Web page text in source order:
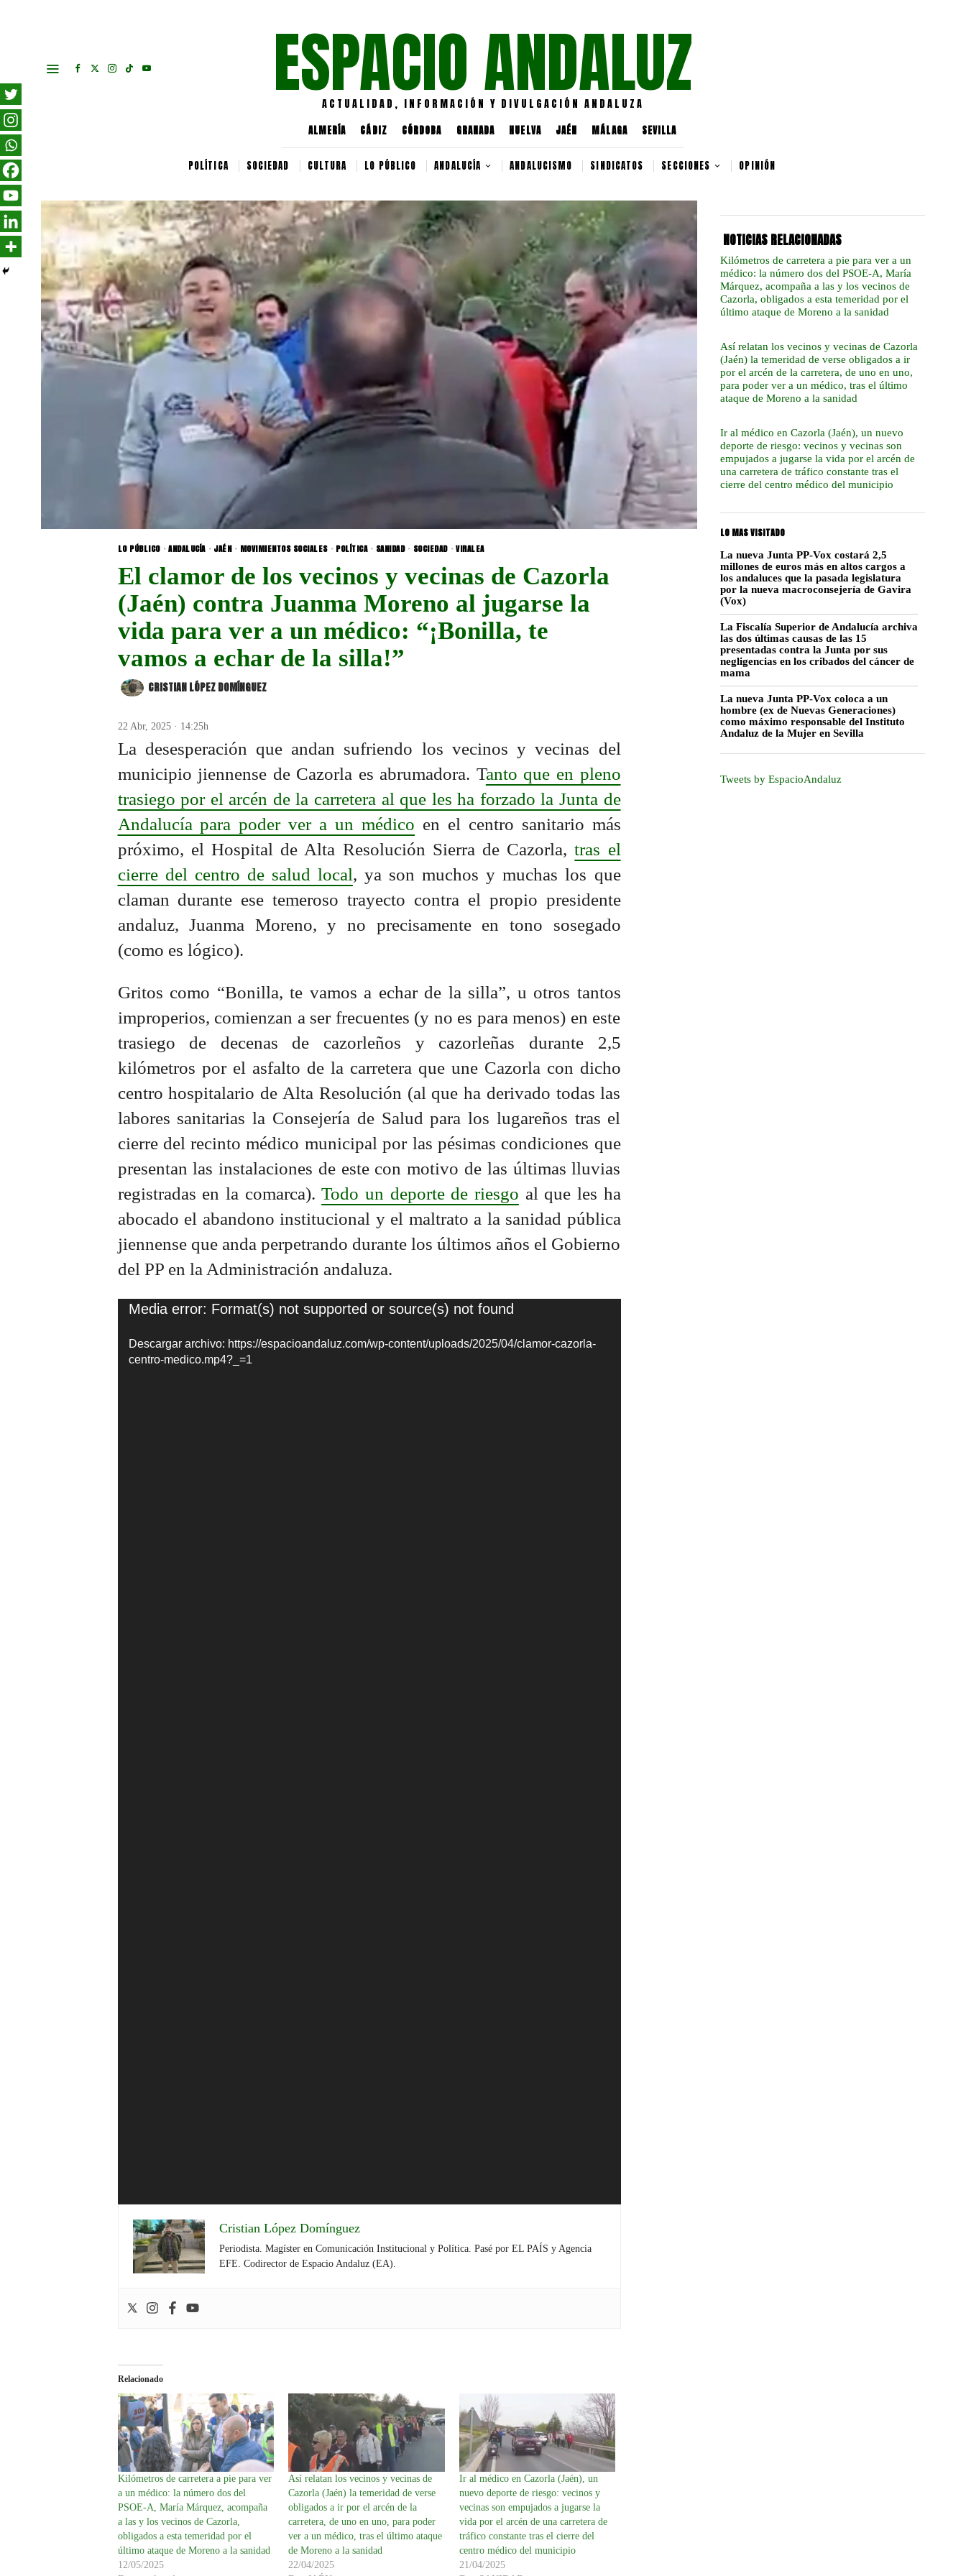
ESPACIO ANDALUZ
ACTUALIDAD, INFORMACIÓN Y DIVULGACIÓN ANDALUZA
ALMERÍA CÁDIZ CÓRDOBA GRANADA HUELVA JAÉN MÁLAGA SEVILLA
POLÍTICA SOCIEDAD CULTURA LO PÚBLICO ANDALUCÍA ANDALUCISMO SINDICATOS SECCIONES OPINIÓN
LO PÚBLICO · ANDALUCÍA · JAÉN · MOVIMIENTOS SOCIALES · POLÍTICA · SANIDAD · SOCIEDAD · VIRALEA
El clamor de los vecinos y vecinas de Cazorla
(Jaén) contra Juanma Moreno al jugarse la
vida para ver a un médico: “¡Bonilla, te
vamos a echar de la silla!”
CRISTIAN LÓPEZ DOMÍNGUEZ
22 Abr, 2025 · 14:25h
La desesperación que andan sufriendo los vecinos y vecinas del
municipio jiennense de Cazorla es abrumadora. Tanto que en pleno
trasiego por el arcén de la carretera al que les ha forzado la Junta de
Andalucía para poder ver a un médico en el centro sanitario más
próximo, el Hospital de Alta Resolución Sierra de Cazorla,tras el
cierre del centro de salud local, ya son muchos y muchas los que
claman durante ese temeroso trayecto contra el propio presidente
andaluz, Juanma Moreno, y no precisamente en tono sosegado
(como es lógico).
Gritos como “Bonilla, te vamos a echar de la silla”, u otros tantos
improperios, comienzan a ser frecuentes (y no es para menos) en este
trasiego de decenas de cazorleños y cazorleñas durante 2,5
kilómetros por el asfalto de la carretera que une Cazorla con dicho
centro hospitalario de Alta Resolución (al que ha derivado todas las
labores sanitarias la Consejería de Salud para los lugareños tras el
cierre del recinto médico municipal por las pésimas condiciones que
presentan las instalaciones de este con motivo de las últimas lluvias
registradas en la comarca).Todo un deporte de riesgo al que les ha
abocado el abandono institucional y el maltrato a la sanidad pública
jiennense que anda perpetrando durante los últimos años el Gobierno
del PP en la Administración andaluza.
Reproductor
de
vídeo
Media error: Format(s) not supported or source(s) not found
Descargar archivo: https://espacioandaluz.com/wp-content/uploads/2025/04/clamor-cazorla-
centro-medico.mp4?_=1
Cristian López Domínguez
Periodista. Magíster en Comunicación Institucional y Política. Pasé por EL PAÍS y Agencia
EFE. Codirector de Espacio Andaluz (EA).
Relacionado
Kilómetros de carretera a pie para ver
a un médico: la número dos del
PSOE-A, María Márquez, acompaña
a las y los vecinos de Cazorla,
obligados a esta temeridad por el
último ataque de Moreno a la sanidad
12/05/2025
Así relatan los vecinos y vecinas de
Cazorla (Jaén) la temeridad de verse
obligados a ir por el arcén de la
carretera, de uno en uno, para poder
ver a un médico, tras el último ataque
de Moreno a la sanidad
22/04/2025
Ir al médico en Cazorla (Jaén), un
nuevo deporte de riesgo: vecinos y
vecinas son empujados a jugarse la
vida por el arcén de una carretera de
tráfico constante tras el cierre del
centro médico del municipio
21/04/2025
NOTICIAS RELACIONADAS
Kilómetros de carretera a pie para ver a un
médico: la número dos del PSOE-A, María
Márquez, acompaña a las y los vecinos de
Cazorla, obligados a esta temeridad por el
último ataque de Moreno a la sanidad
Así relatan los vecinos y vecinas de Cazorla
(Jaén) la temeridad de verse obligados a ir
por el arcén de la carretera, de uno en uno,
para poder ver a un médico, tras el último
ataque de Moreno a la sanidad
Ir al médico en Cazorla (Jaén), un nuevo
deporte de riesgo: vecinos y vecinas son
empujados a jugarse la vida por el arcén de
una carretera de tráfico constante tras el
cierre del centro médico del municipio
LO MAS VISITADO
La nueva Junta PP-Vox costará 2,5
millones de euros más en altos cargos a
los andaluces que la pasada legislatura
por la nueva macroconsejería de Gavira
(Vox)
La Fiscalía Superior de Andalucía archiva
las dos últimas causas de las 15
presentadas contra la Junta por sus
negligencias en los cribados del cáncer de
mama
La nueva Junta PP-Vox coloca a un
hombre (ex de Nuevas Generaciones)
como máximo responsable del Instituto
Andaluz de la Mujer en Sevilla
Tweets by EspacioAndaluz